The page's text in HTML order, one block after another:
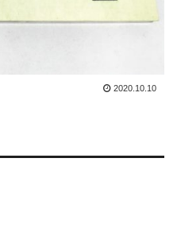
2020.10.10